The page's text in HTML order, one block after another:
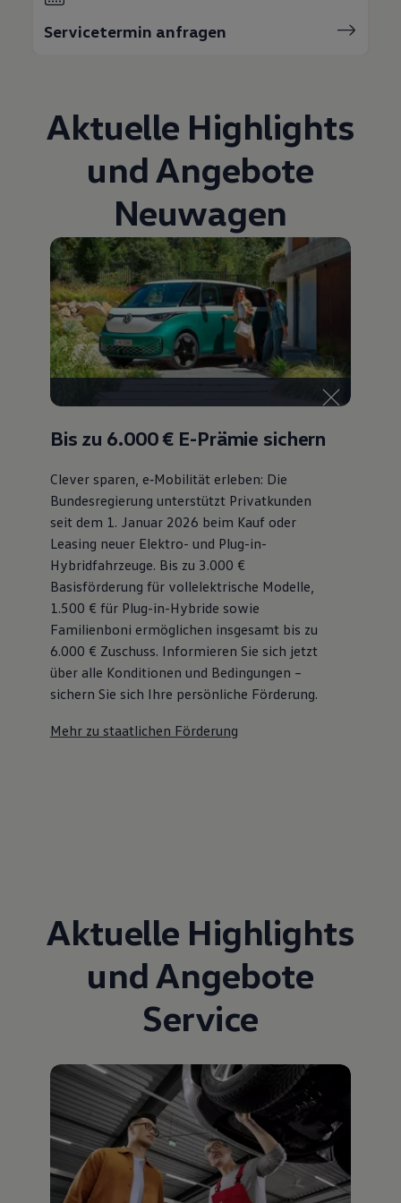
Bulli Magazin
Servicetermin anfragen
Aktuelle Highlights
und Angebote
Neuwagen
Bis zu 6.000 € E-Prämie sichern
Clever sparen, e‑Mobilität erleben: Die
Bundesregierung unterstützt Privatkunden
seit dem 1. Januar 2026 beim Kauf oder
Leasing neuer Elektro- und Plug-in-
Hybridfahrzeuge. Bis zu 3.000 €
Basisförderung für vollelektrische Modelle,
1.500 € für Plug-in-Hybride sowie
Familienboni ermöglichen insgesamt bis zu
6.000 € Zuschuss⁠. Informieren Sie sich jetzt
über alle Konditionen und Bedingungen –
sichern Sie sich Ihre persönliche Förderung.
Mehr zu staatlichen Förderung
Aktuelle Highlights
und Angebote
Service